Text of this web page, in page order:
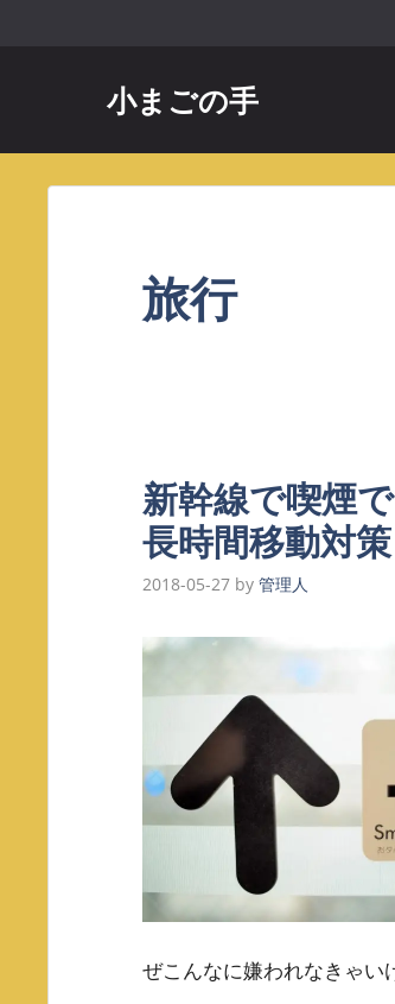
へ
小まごの手
旅行
新幹線で喫煙
長時間移動対策
2018-05-27 by 管理人
ぜこんなに嫌われなきゃい